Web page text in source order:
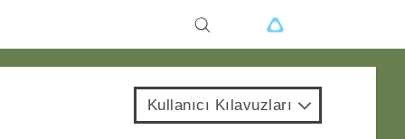
Kullanıcı Kılavuzları